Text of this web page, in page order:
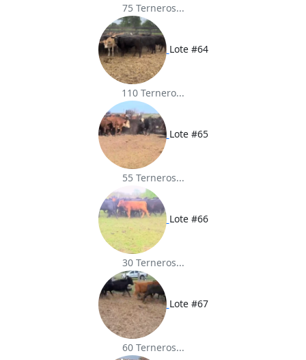
75 Terneros...
Lote #64
110 Ternero...
Lote #65
55 Terneros...
Lote #66
30 Terneros...
Lote #67
60 Terneros...